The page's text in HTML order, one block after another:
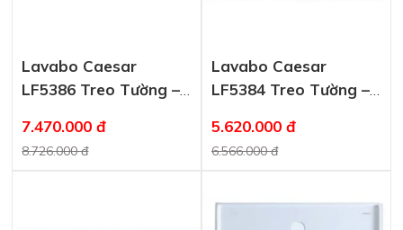
Lavabo Caesar
LF5386 Treo Tường –
7.470.000 đ
8.726.000 đ
Lavabo Caesar
LF5384 Treo Tường –
5.620.000 đ
6.566.000 đ